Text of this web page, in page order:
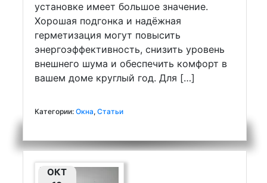
установке имеет большое значение.
Хорошая подгонка и надёжная
герметизация могут повысить
энергоэффективность, снизить уровень
внешнего шума и обеспечить комфорт в
вашем доме круглый год. Для […]
Категории: Окна, Статьи
ОКТ